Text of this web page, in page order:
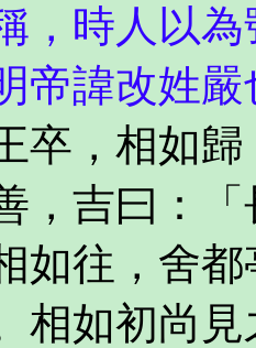
，時人以
帝諱改姓嚴
，相如歸
，吉曰：
如往，舍
相如初尚